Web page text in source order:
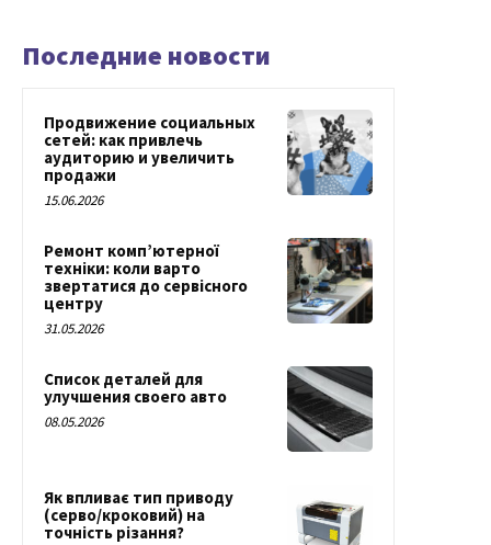
Последние новости
Продвижение социальных
сетей: как привлечь
аудиторию и увеличить
продажи
15.06.2026
Ремонт комп’ютерної
техніки: коли варто
звертатися до сервісного
центру
31.05.2026
Список деталей для
улучшения своего авто
08.05.2026
Як впливає тип приводу
(серво/кроковий) на
точність різання?